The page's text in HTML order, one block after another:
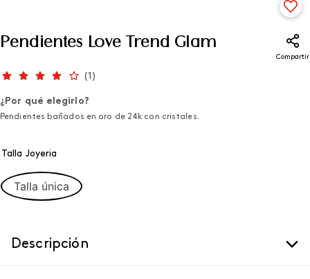
Pendientes Love Trend Glam
Compartir
(1 )
¿Por qué elegirlo?
Pendientes bañados en oro de 24k con cristales.
Talla Joyeria
Talla única
Descripción